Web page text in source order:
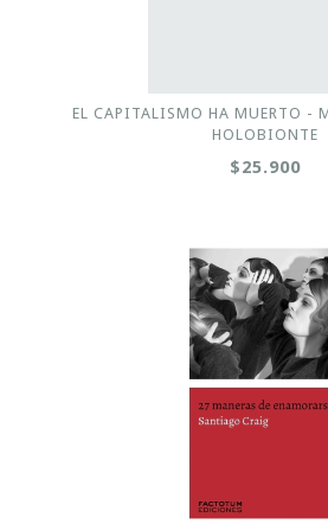
EL CAPITALISMO HA MUERTO -
HOLOBIONTE
$25.900